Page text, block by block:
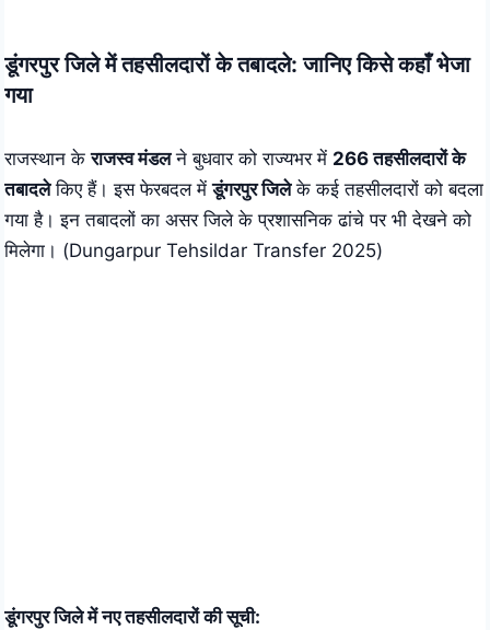
content
डूंगरपुर जिले में तहसीलदारों के तबादले: जानिए किसे कहाँ भेजा
गया
राजस्थान केराजस्व मंडलने बुधवार को राज्यभर में 266 तहसीलदारों के
तबादलेकिए हैं। इस फेरबदल मेंडूंगरपुर जिलेके कई तहसीलदारों को बदला
गया है। इन तबादलों का असर जिले के प्रशासनिक ढांचे पर भी देखने को
मिलेगा। (Dungarpur Tehsildar Transfer 2025)
डूंगरपुर जिले में नए तहसीलदारों की सूची: